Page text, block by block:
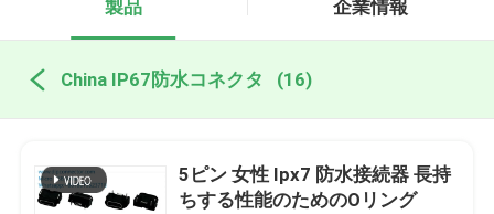
製品 企業情報
China IP67防水コネクタ (16)
5ピン 女性 Ipx7 防水接続器 長持
ちする性能のためのOリング